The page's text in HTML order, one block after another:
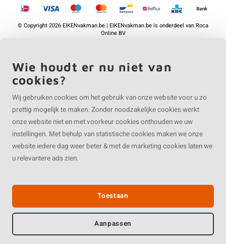
©Copyright2026 EIKENvakman.be | EIKENvakman.be is onderdeel vanRoca
Online BV
Wie houdt er nu niet van
cookies?
Wij gebruiken cookies om het gebruik van onze website voor u zo
prettig mogelijk te maken. Zonder noodzakelijke cookies werkt
onze website niet en met voorkeur cookies onthouden we uw
instellingen. Met behulp van statistische cookies maken we onze
website iedere dag weer beter & met de marketing cookies laten we
u relevantere ads zien.
Toestaan
Aanpassen